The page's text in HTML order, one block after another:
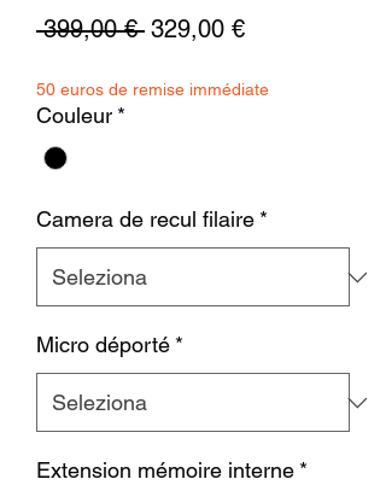
399,00 € Prezzo
329,00 €Prezzo
50 euros de remise immédiate
Couleur *
Camera de recul filaire *
Micro déporté *
Extension mémoire interne *